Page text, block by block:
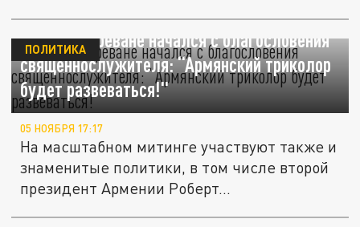
Митинг в Ереване начался с благословения
священнослужителя: “Армянский триколор
будет развеваться!"
ПОЛИТИКА
05 НОЯБРЯ 17:17
На масштабном митинге участвуют также и
знаменитые политики, в том числе второй
президент Армении Роберт...